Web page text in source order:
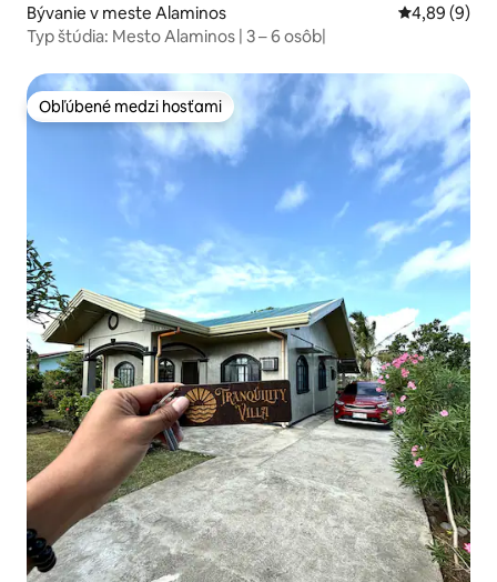
Bývanie v meste Alaminos Priemerné
4,89 (9)
Typ štúdia: Mesto Alaminos | 3 – 6 osôb|
Obľúbené medzi hosťami
Obľúbené medzi hosťami